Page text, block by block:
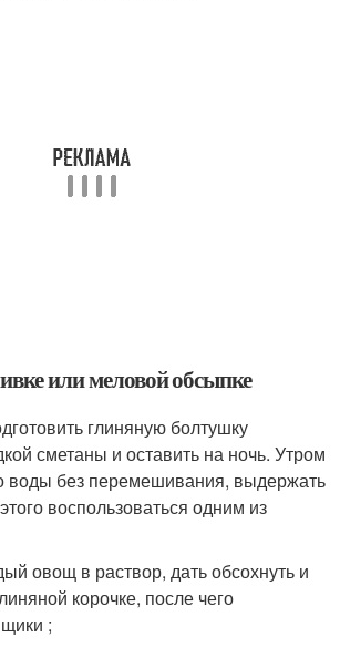
или меловой обсыпке
глиняную болтушку
сметаны и оставить на ночь. Утром
воды без перемешивания, выдержать
воспользоваться одним из
овощ в раствор, дать обсохнуть и
корочке, после чего
;